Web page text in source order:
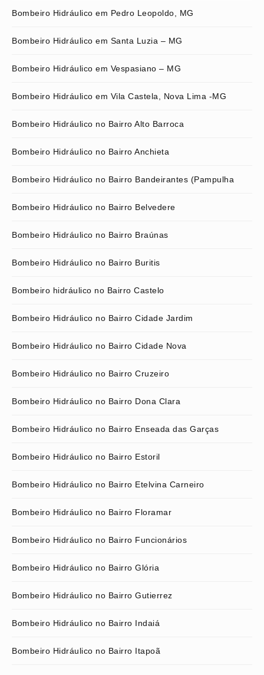
Bombeiro Hidráulico em Pedro Leopoldo, MG
Bombeiro Hidráulico em Santa Luzia – MG
Bombeiro Hidráulico em Vespasiano – MG
Bombeiro Hidráulico em Vila Castela, Nova Lima -MG
Bombeiro Hidráulico no Bairro Alto Barroca
Bombeiro Hidráulico no Bairro Anchieta
Bombeiro Hidráulico no Bairro Bandeirantes (Pampulha
Bombeiro Hidráulico no Bairro Belvedere
Bombeiro Hidráulico no Bairro Braúnas
Bombeiro Hidráulico no Bairro Buritis
Bombeiro hidráulico no Bairro Castelo
Bombeiro Hidráulico no Bairro Cidade Jardim
Bombeiro Hidráulico no Bairro Cidade Nova
Bombeiro Hidráulico no Bairro Cruzeiro
Bombeiro Hidráulico no Bairro Dona Clara
Bombeiro Hidráulico no Bairro Enseada das Garças
Bombeiro Hidráulico no Bairro Estoril
Bombeiro Hidráulico no Bairro Etelvina Carneiro
Bombeiro Hidráulico no Bairro Floramar
Bombeiro Hidráulico no Bairro Funcionários
Bombeiro Hidráulico no Bairro Glória
Bombeiro Hidráulico no Bairro Gutierrez
Bombeiro Hidráulico no Bairro Indaiá
Bombeiro Hidráulico no Bairro Itapoã